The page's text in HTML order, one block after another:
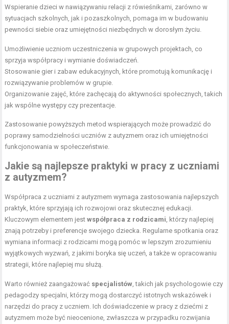
Wspieranie dzieci w nawiązywaniu relacji z rówieśnikami, zarówno w
sytuacjach szkolnych, jak i pozaszkolnych, pomaga im w budowaniu
pewności siebie oraz umiejętności niezbędnych w dorosłym życiu.
Umożliwienie uczniom uczestniczenia w grupowych projektach, co
sprzyja współpracy i wymianie doświadczeń.
Stosowanie gier i zabaw edukacyjnych, które promotują komunikację i
rozwiązywanie problemów w grupie.
Organizowanie zajęć, które zachęcają do aktywności społecznych, takich
jak wspólne występy czy prezentacje.
Zastosowanie powyższych metod wspierających może prowadzić do
poprawy samodzielności uczniów z autyzmem oraz ich umiejętności
funkcjonowania w społeczeństwie.
Jakie są najlepsze praktyki w pracy z uczniami
z autyzmem?
Współpraca z uczniami z autyzmem wymaga zastosowania najlepszych
praktyk, które sprzyjają ich rozwojowi oraz skutecznej edukacji.
Kluczowym elementem jestwspółpraca z rodzicami , którzy najlepiej
znają potrzeby i preferencje swojego dziecka. Regularne spotkania oraz
wymiana informacji z rodzicami mogą pomóc w lepszym zrozumieniu
wyjątkowych wyzwań, z jakimi boryka się uczeń, a także w opracowaniu
strategii, które najlepiej mu służą.
Warto również zaangażować specjalistów , takich jak psychologowie czy
pedagodzy specjalni, którzy mogą dostarczyć istotnych wskazówek i
narzędzi do pracy z uczniem. Ich doświadczenie w pracy z dziećmi z
autyzmem może być nieocenione, zwłaszcza w przypadku rozwijania